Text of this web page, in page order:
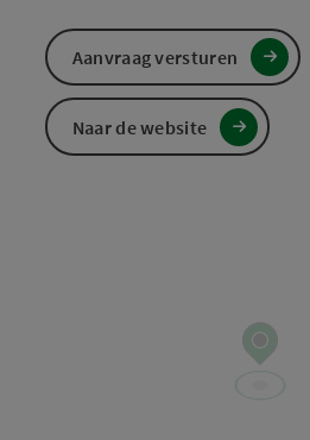
Aanvraag versturen
Naar de website